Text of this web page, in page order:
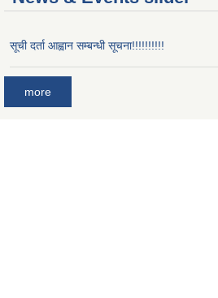
सूची दर्ता आह्वान सम्बन्धी सूचना!!!!!!!!!!
more